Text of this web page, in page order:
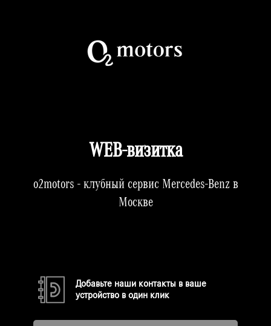
WEB-визитка
o2motors - клубный сервиc Mercedes-Benz в
Москве
Добавьте наши контакты в ваше
устройство в один клик